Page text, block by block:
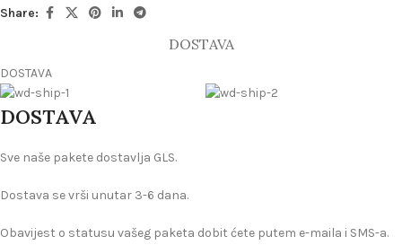
Share:
DOSTAVA
DOSTAVA
DOSTAVA
Sve naše pakete dostavlja GLS.
Dostava se vrši unutar 3-6 dana.
Obavijest o statusu vašeg paketa dobit ćete putem e-maila i SMS-a.